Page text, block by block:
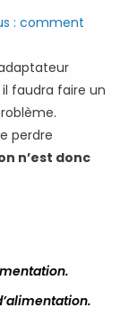
: comment
faudra faire un
perdre
n’est donc